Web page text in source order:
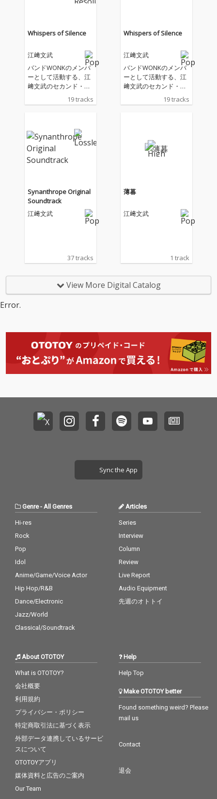
Whispers of Silence
江﨑文武
バンドWONKのメンバ
ーとして活動する、江
﨑文武のセカンド・ア
ルバムがリリース19 tracks
Whispers of Silence
江﨑文武
バンドWONKのメンバ
ーとして活動する、江
﨑文武のセカンド・ア
ルバムがリリース19 tracks
Synanthrope Original
Soundtrack
江﨑文武
37 tracks
薄暮
江﨑文武
1 track
View More Digital Catalog
Error.
Sync the App
Genre-All Genres
Hi-res
Rock
Pop
Idol
Anime/Game/Voice Actor
Hip Hop/R&B
Dance/Electronic
Jazz/World
Classical/Soundtrack
Articles
Series
Interview
Column
Review
Live Report
Audio Equipment
先週のオトトイ
About OTOTOY
What is OTOTOY?
会社概要
利用規約
プライバシー・ポリシー
特定商取引法に基づく表示
外部データ連携しているサービ
スについて
OTOTOYアプリ
媒体資料と広告のご案内
Our Team
Help
Help Top
Make OTOTOY better
Found something weird? Please
mail us
Contact
退会